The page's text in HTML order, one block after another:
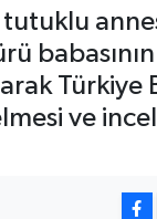
ve